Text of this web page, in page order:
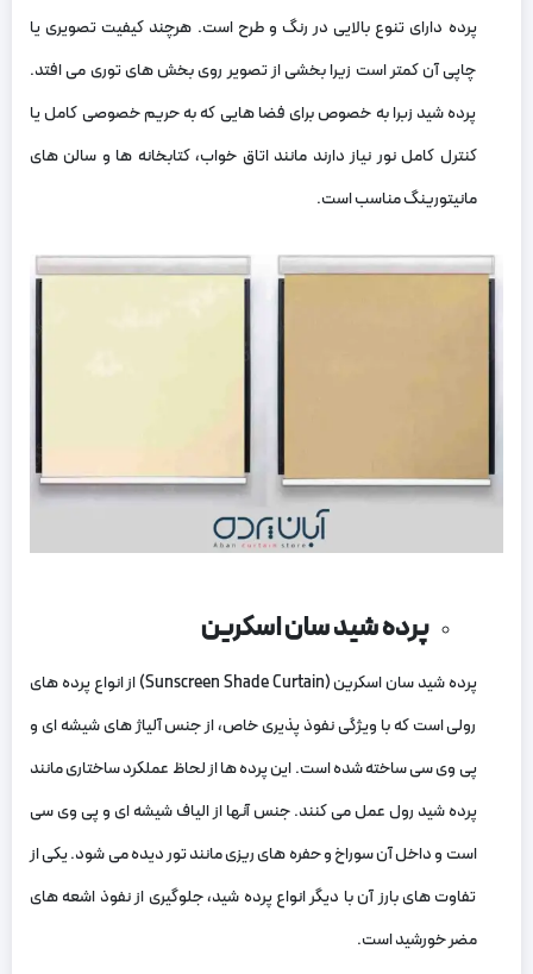
پرده دارای تنوع بالایی در رنگ و طرح است. هرچند کیفیت تصویری یا
چاپی آن کمتر است زیرا بخشی از تصویر روی بخش‌ های توری می‌ افتد.
پرده شید زبرا به خصوص برای فضا هایی که به حریم خصوصی کامل یا
کنترل کامل نور نیاز دارند مانند اتاق خواب، کتابخانه‌ ها و سالن‌ های
مانیتورینگ مناسب است.
پرده شید سان اسکرین
پرده شید سان اسکرین (Sunscreen Shade Curtain) از انواع پرده‌ های
رولی است که با ویژگی نفوذ پذیری خاص، از جنس آلیاژ های شیشه‌ ای و
پی‌ وی‌ سی ساخته شده است. این پرده‌ ها از لحاظ عملکرد ساختاری مانند
پرده شید رول عمل می‌ کنند. جنس آنها از الیاف شیشه‌ ای و پی‌ وی‌ سی
است و داخل آن سوراخ و حفره‌ های ریزی مانند تور دیده می‌ شود. یکی از
تفاوت‌ های بارز آن با دیگر انواع پرده شید، جلوگیری از نفوذ اشعه‌ های
مضر خورشید است.